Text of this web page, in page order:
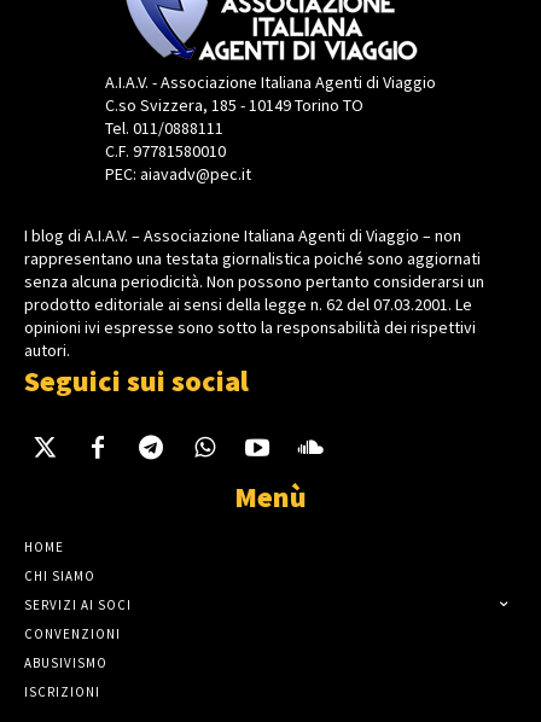
A.I.A.V. - Associazione Italiana Agenti di Viaggio
C.so Svizzera, 185 - 10149 Torino TO
Tel. 011/0888111
C.F. 97781580010
PEC: aiavadv@pec.it
I blog di A.I.A.V. – Associazione Italiana Agenti di Viaggio – non
rappresentano una testata giornalistica poiché sono aggiornati
senza alcuna periodicità. Non possono pertanto considerarsi un
prodotto editoriale ai sensi della legge n. 62 del 07.03.2001. Le
opinioni ivi espresse sono sotto la responsabilità dei rispettivi
autori.
Seguici sui social
Menù
HOME
CHI SIAMO
SERVIZI AI SOCI
CONVENZIONI
ABUSIVISMO
ISCRIZIONI